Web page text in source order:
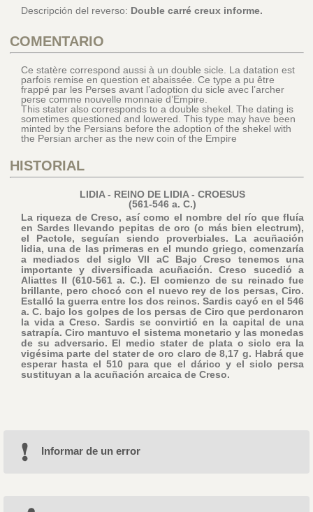
Descripción del reverso: Double carré creux informe.
COMENTARIO
Ce statère correspond aussi à un double sicle. La datation est
parfois remise en question et abaissée. Ce type a pu être
frappé par les Perses avant l’adoption du sicle avec l’archer
perse comme nouvelle monnaie d’Empire.
This stater also corresponds to a double shekel. The dating is
sometimes questioned and lowered. This type may have been
minted by the Persians before the adoption of the shekel with
the Persian archer as the new coin of the Empire
HISTORIAL
LIDIA - REINO DE LIDIA - CROESUS
(561-546 a. C.)
La riqueza de Creso, así como el nombre del río que fluía
en Sardes llevando pepitas de oro (o más bien electrum),
el Pactole, seguían siendo proverbiales. La acuñación
lidia, una de las primeras en el mundo griego, comenzaría
a mediados del siglo VII aC Bajo Creso tenemos una
importante y diversificada acuñación. Creso sucedió a
Aliattes II (610-561 a. C.). El comienzo de su reinado fue
brillante, pero chocó con el nuevo rey de los persas, Ciro.
Estalló la guerra entre los dos reinos. Sardis cayó en el 546
a. C. bajo los golpes de los persas de Ciro que perdonaron
la vida a Creso. Sardis se convirtió en la capital de una
satrapía. Ciro mantuvo el sistema monetario y las monedas
de su adversario. El medio stater de plata o siclo era la
vigésima parte del stater de oro claro de 8,17 g. Habrá que
esperar hasta el 510 para que el dárico y el siclo persa
sustituyan a la acuñación arcaica de Creso.
Informar de un error